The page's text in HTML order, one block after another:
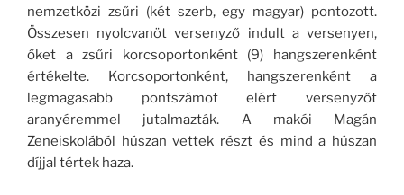
nemzetközi zsűri (két szerb, egy magyar) pontozott.
Összesen nyolcvanöt versenyző indult a versenyen,
őket a zsűri korcsoportonként (9) hangszerenként
értékelte. Korcsoportonként, hangszerenként a
legmagasabb pontszámot elért versenyzőt
aranyéremmel jutalmazták. A makói Magán
Zeneiskolából húszan vettek részt és mind a húszan
díjjal tértek haza.